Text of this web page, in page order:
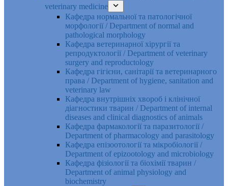
veterinary medicine
Кафедра нормальної та патологічної
морфології / Department of normal and
pathological morphology
Кафедра ветеринарної хірургії та
репродуктології / Department of veterinary
surgery and reproductology
Кафедра гігієни, санітарії та ветеринарного
права / Department of hygiene, sanitation and
veterinary law
Кафедра внутрішніх хвороб і клінічної
діагностики тварин / Department of internal
diseases and clinical diagnostics of animals
Кафедра фармакології та паразитології /
Department of pharmacology and parasitology
Кафедра епізоотології та мікробіології /
Department of epizootology and microbiology
Кафедра фізіології та біохімії тварин /
Department of animal physiology and
biochemistry